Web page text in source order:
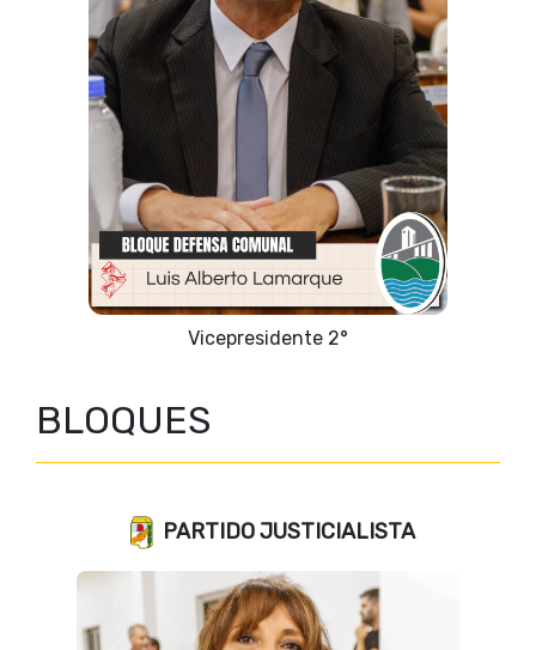
Vicepresidente 2°
BLOQUES
PARTIDO JUSTICIALISTA